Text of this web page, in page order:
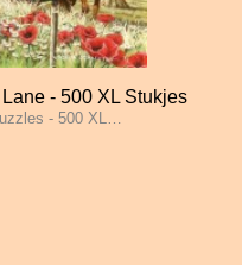
- 500 XL Stukjes
- 500 XL…